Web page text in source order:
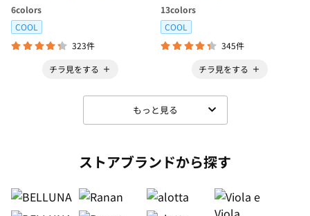
6colors
COOL
323件
チラ見をする
13colors
COOL
345件
チラ見をする
もっと見る
ストアブランドから探す